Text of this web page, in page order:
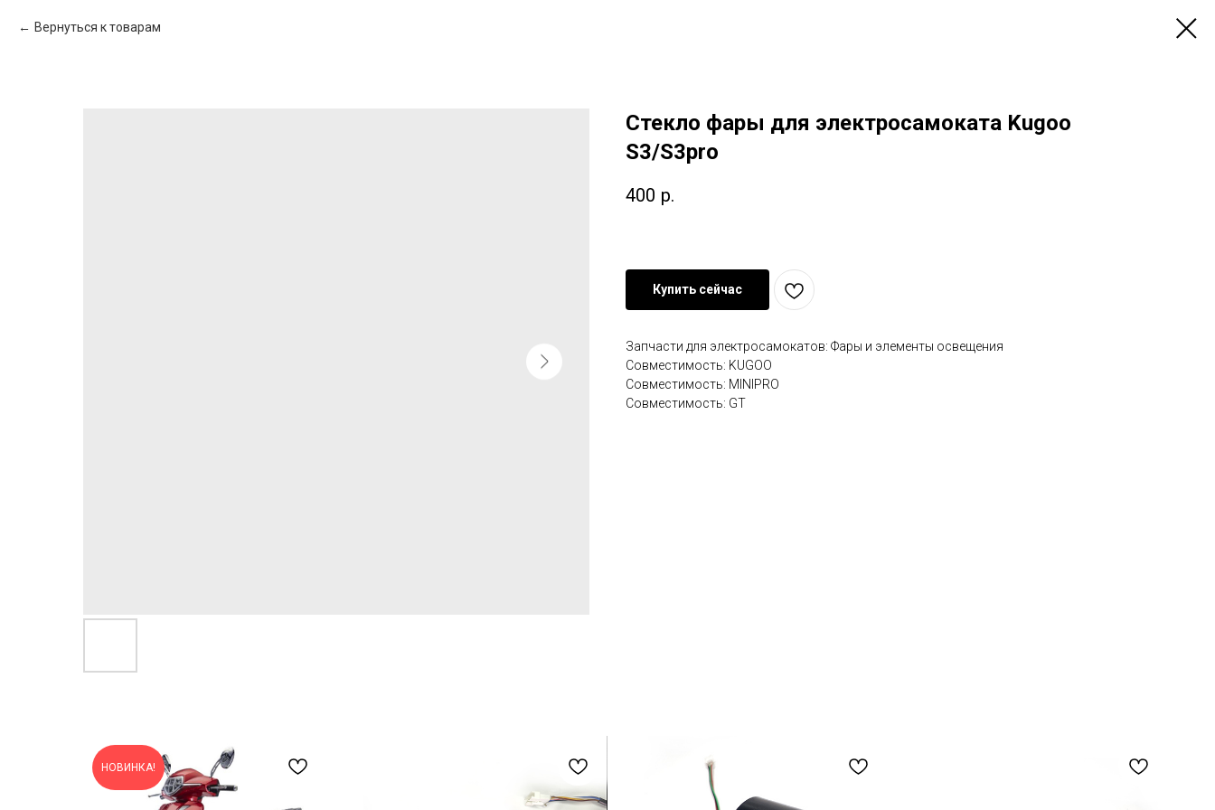
Вернуться к товарам
Стекло фары для электросамоката Kugoo
S3/S3pro
400 р.
Купить сейчас
Запчасти для электросамокатов: Фары и элементы освещения
Совместимость: KUGOO
Совместимость: MINIPRO
Совместимость: GT
НОВИНКА!